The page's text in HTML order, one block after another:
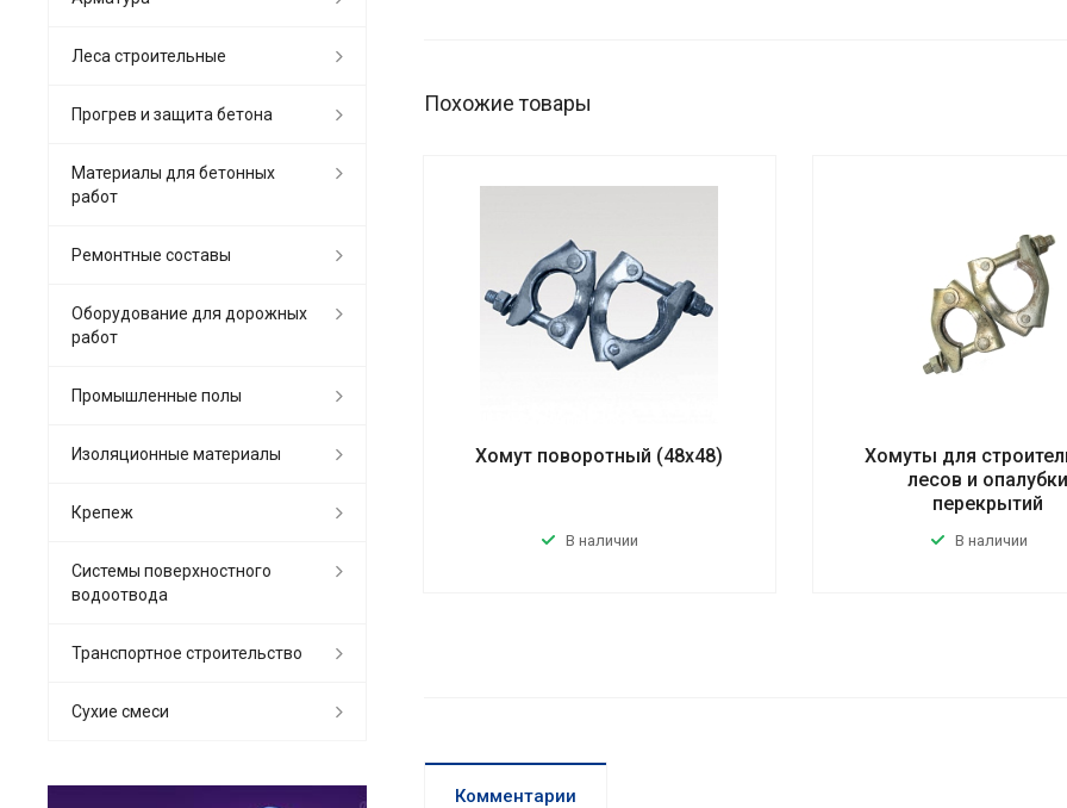
Похожие товары
Хомут поворотный (48х48)
В наличии
Хомуты для
лесов и опалубки
перекрытий
В наличии
Комментарии
Леса строительные
Прогрев и защита бетона
Материалы для бетонных
работ
Ремонтные составы
Оборудование для дорожных
работ
Промышленные полы
Изоляционные материалы
Крепеж
Системы поверхностного
водоотвода
Транспортное строительство
Сухие смеси